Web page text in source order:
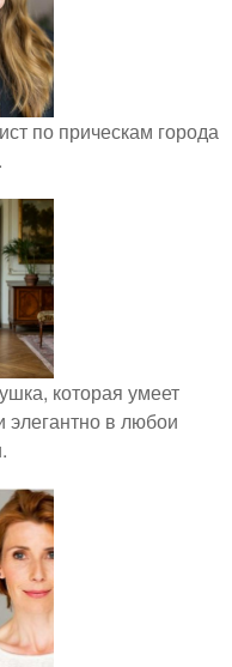
по прическам города
которая умеет
элегантно в любои